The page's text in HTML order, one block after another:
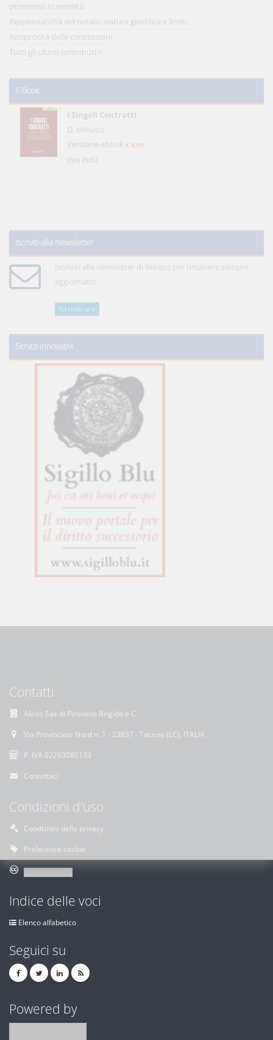
promesso in vendita
Responsabilità del notaio: natura giuridica e limiti
Reciprocità delle concessioni
Tutti gli ultimi contributi >
E-Book
I Singoli Contratti
D. Minussi
Versione ebook € 5,99
(iva incl.)
Iscriviti alla Newsletter
Iscriviti alla newsletter di WikiJus per rimanere sempre
aggiornato!
Iscriviti ora
Servizi innovativi
Contatti
Akros Sas di Pirovano Brigida e C.
Via Provinciale Nord n. 1 - 23837 - Taceno (LC), ITALIA
P. IVA 02263080133
Contattaci
Condizioni d'uso
Condizioni della privacy
Preferenze cookie
Indice delle voci
Elenco alfabetico
Seguici su
Powered by